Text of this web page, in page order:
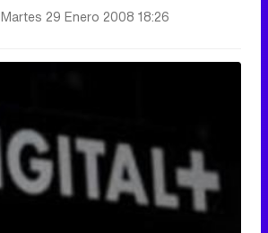
Martes 29 Enero 2008 18:26